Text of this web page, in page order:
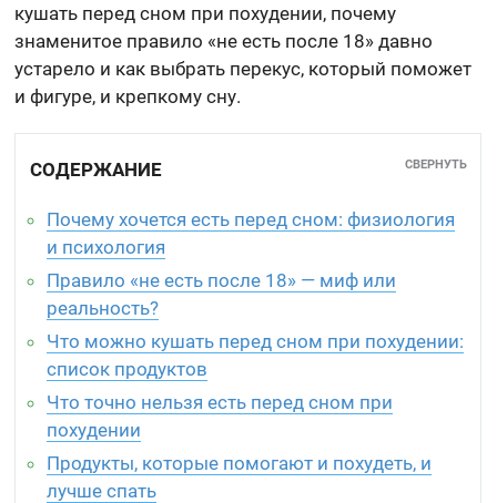
кушать перед сном при похудении, почему
знаменитое правило «не есть после 18» давно
устарело и как выбрать перекус, который поможет
и фигуре, и крепкому сну.
СОДЕРЖАНИЕ СВЕРНУТЬ
Почему хочется есть перед сном: физиология
и психология
Правило «не есть после 18» — миф или
реальность?
Что можно кушать перед сном при похудении:
список продуктов
Что точно нельзя есть перед сном при
похудении
Продукты, которые помогают и похудеть, и
лучше спать